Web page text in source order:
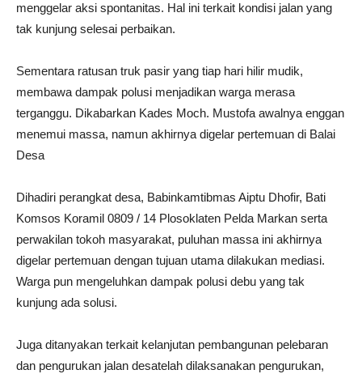
menggelar aksi spontanitas. Hal ini terkait kondisi jalan yang
tak kunjung selesai perbaikan.
Sementara ratusan truk pasir yang tiap hari hilir mudik,
membawa dampak polusi menjadikan warga merasa
terganggu. Dikabarkan Kades Moch. Mustofa awalnya enggan
menemui massa, namun akhirnya digelar pertemuan di Balai
Desa
Dihadiri perangkat desa, Babinkamtibmas Aiptu Dhofir, Bati
Komsos Koramil 0809 / 14 Plosoklaten Pelda Markan serta
perwakilan tokoh masyarakat, puluhan massa ini akhirnya
digelar pertemuan dengan tujuan utama dilakukan mediasi.
Warga pun mengeluhkan dampak polusi debu yang tak
kunjung ada solusi.
Juga ditanyakan terkait kelanjutan pembangunan pelebaran
dan pengurukan jalan desatelah dilaksanakan pengurukan,